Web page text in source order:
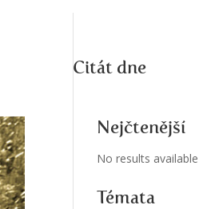
Citát dne
Nejčtenější
No results available
Témata